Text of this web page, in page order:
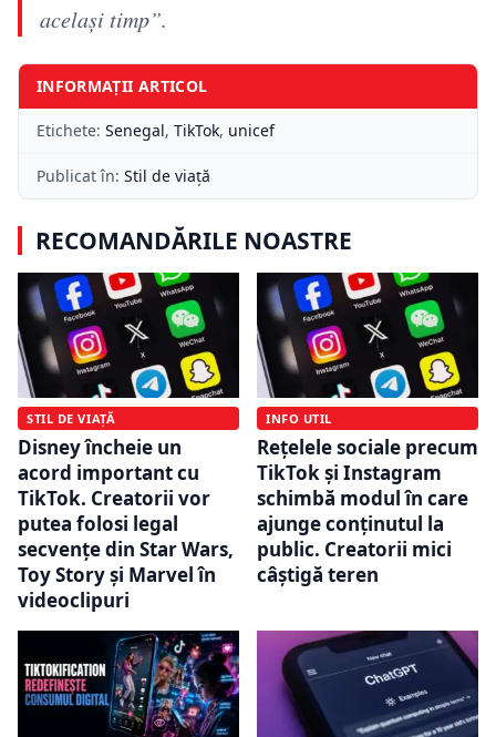
acelaşi timp”.
INFORMAȚII ARTICOL
Etichete: Senegal, TikTok, unicef
Publicat în: Stil de viață
RECOMANDĂRILE NOASTRE
STIL DE VIAȚĂ
Disney încheie un
acord important cu
TikTok. Creatorii vor
putea folosi legal
secvențe din Star Wars,
Toy Story și Marvel în
videoclipuri
INFO UTIL
Rețelele sociale precum
TikTok și Instagram
schimbă modul în care
ajunge conținutul la
public. Creatorii mici
câștigă teren